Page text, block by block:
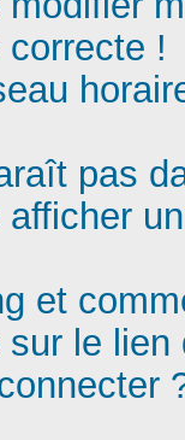
correcte !
pas
et
le lien